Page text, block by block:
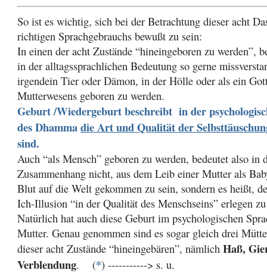
So ist es wichtig, sich bei der Betrachtung dieser acht
richtigen Sprachgebrauchs bewußt zu sein:
In einen der acht Zustände “hineingeboren zu werden”,
in der alltagssprachlichen Bedeutung so gerne
irgendein Tier oder Dämon, in der Hölle oder als ein
Mutterwesens geboren zu werden.
Geburt /Wiedergeburt beschreibt in der
des Dhammadie Art und Qualität der Selbsttäuschun
sind.
Auch “als Mensch” geboren zu werden, bedeutet also in
Zusammenhang nicht, aus dem Leib einer Mutter als
Blut auf die Welt gekommen zu sein, sondern es heißt,
Ich-Illusion “in der Qualität des Menschseins” erlegen
Natürlich hat auch diese Geburt im psychologischen
Mutter. Genau genommen sind es sogar gleich drei
dieser acht Zustände “hineingebären”, nämlich Haß,
Verblendung. (*) -----------> s. u.